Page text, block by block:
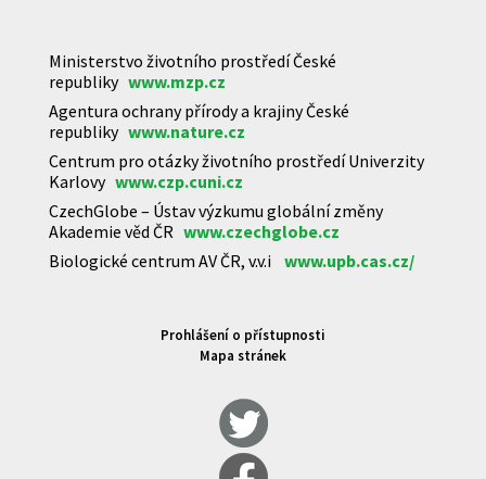
Ministerstvo životního prostředí České
republiky www.mzp.cz
Agentura ochrany přírody a krajiny České
republiky www.nature.cz
Centrum pro otázky životního prostředí Univerzity
Karlovy www.czp.cuni.cz
CzechGlobe – Ústav výzkumu globální změny
Akademie věd ČR www.czechglobe.cz
Biologické centrum AV ČR, v.v.i www.upb.cas.cz/
Prohlášení o přístupnosti
Mapa stránek